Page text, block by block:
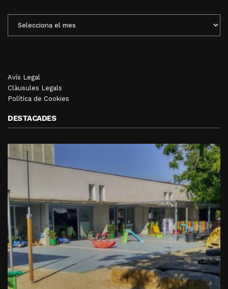
MENSUALS
Avís Legal
Clàusules Legals
Política de Cookies
DESTACADES